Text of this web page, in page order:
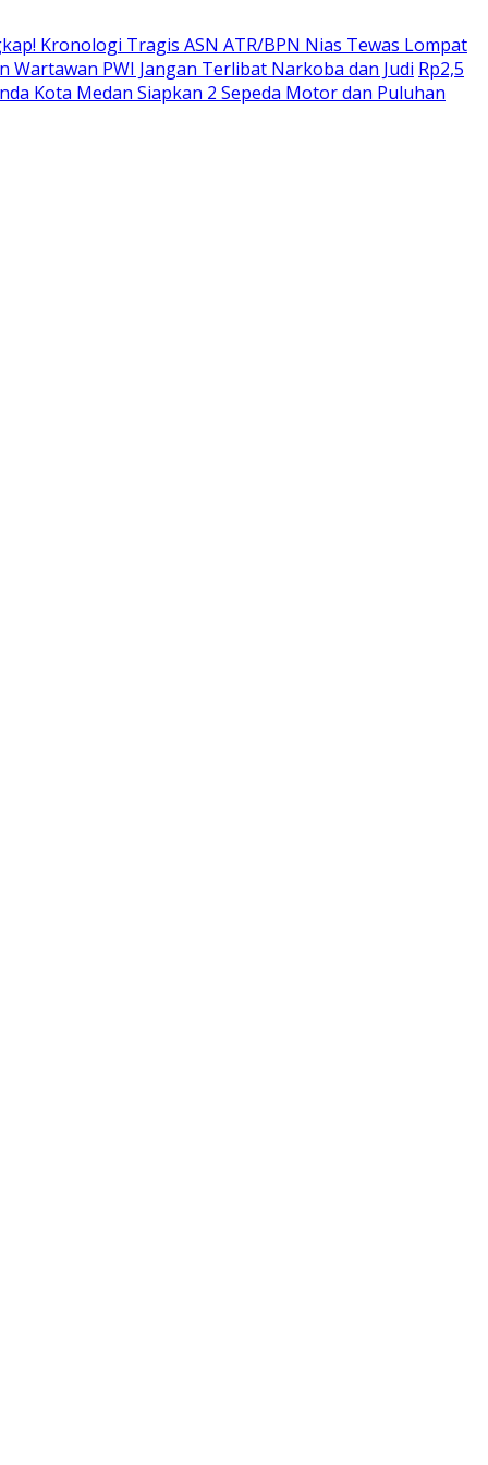
Kronologi Tragis ASN ATR/BPN Nias Tewas Lompat
Wartawan PWI Jangan Terlibat Narkoba dan Judi Rp2,5
Kota Medan Siapkan 2 Sepeda Motor dan Puluhan